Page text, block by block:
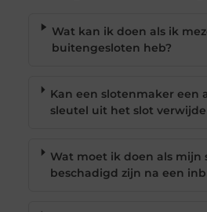
Wat kan ik doen als ik
buitengesloten heb?
Kan een slotenmaker een
sleutel uit het slot
Wat moet ik doen als mijn
beschadigd zijn na een